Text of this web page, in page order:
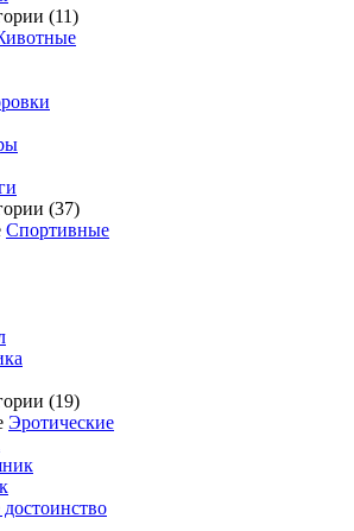
(11)
(37)
Спортивные
(19)
Эротические